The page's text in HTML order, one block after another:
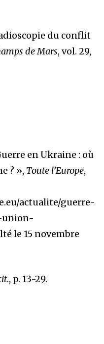
du conflit
de Mars, vol. 29,
en Ukraine : où
? », Toute l’Europe,
actualite/guerre-
union-
le 15 novembre
, p. 13-29.